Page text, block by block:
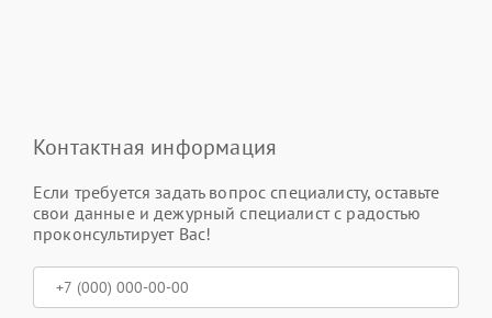
Контактная информация
Если требуется задать вопрос специалисту, оставьте
свои данные и дежурный специалист с радостью
проконсультирует Вас!